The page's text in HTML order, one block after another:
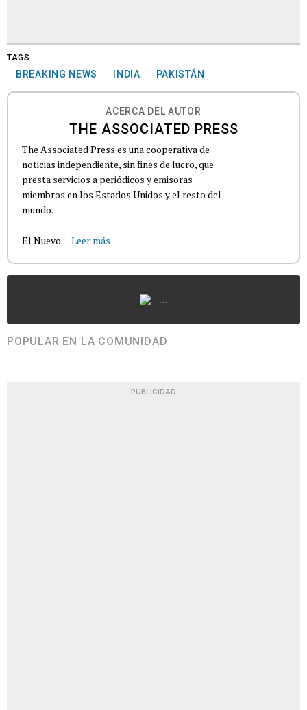
TAGS
BREAKING NEWS INDIA PAKISTÁN
ACERCA DEL AUTOR
THE ASSOCIATED PRESS
The Associated Press es una cooperativa de
noticias independiente, sin fines de lucro, que
presta servicios a periódicos y emisoras
miembros en los Estados Unidos y el resto del
mundo.
El Nuevo... Leer más
...
POPULAR EN LA COMUNIDAD
PUBLICIDAD